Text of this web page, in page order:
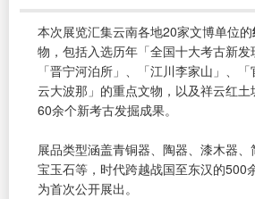
本次展览汇集云南各地20家文博单位的
物，包括入选历年「全国十大考古新
「晋宁河泊所」、「江川李家山」、
云大波那」的重点文物，以及祥云红
60余个新考古发掘成果。
展品类型涵盖青铜器、陶器、漆木器、
宝玉石等，时代跨越战国至东汉的500
为首次公开展出。